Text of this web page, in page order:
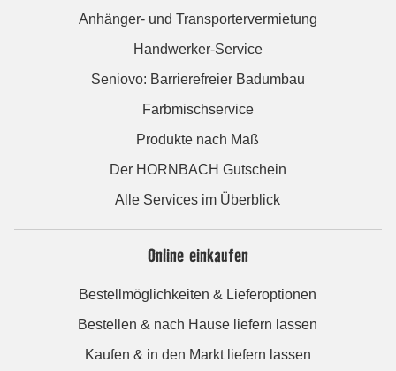
Anhänger- und Transportervermietung
Handwerker-Service
Seniovo: Barrierefreier Badumbau
Farbmischservice
Produkte nach Maß
Der HORNBACH Gutschein
Alle Services im Überblick
Online einkaufen
Bestellmöglichkeiten & Lieferoptionen
Bestellen & nach Hause liefern lassen
Kaufen & in den Markt liefern lassen